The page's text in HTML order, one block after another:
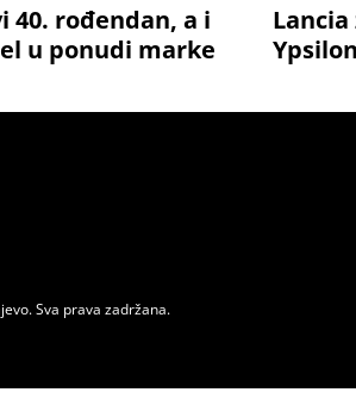
40. rođendan, a i
u ponudi marke
Sva prava zadržana.